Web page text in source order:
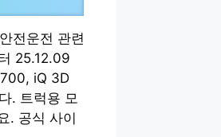
전운전 관련
25.12.09
iQ 3D
. 트럭용 모
. 공식 사이